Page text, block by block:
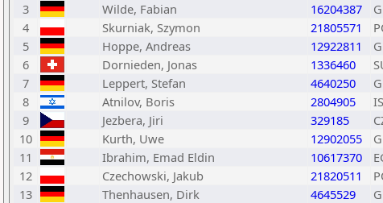
3
Wilde, Fabian 16204387
4
Skurniak, Szymon 21805571
5
Hoppe, Andreas 12922811
6
Dornieden, Jonas 1336460
7
Leppert, Stefan 4640250
8
Atnilov, Boris 2804905
9
Jezbera, Jiri 329185
10
Kurth, Uwe 12902055
11
Ibrahim, Emad Eldin 10617370
12
Czechowski, Jakub 21820511
13
Thenhausen, Dirk 4645529